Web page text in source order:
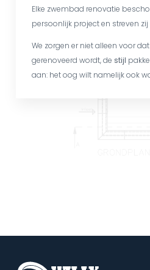
Elke zwembad renovatie
persoonlijk project en streven
We zorgen er niet alleen voor
gerenoveerd wordt, de stijl
aan: het oog wilt namelijk ook